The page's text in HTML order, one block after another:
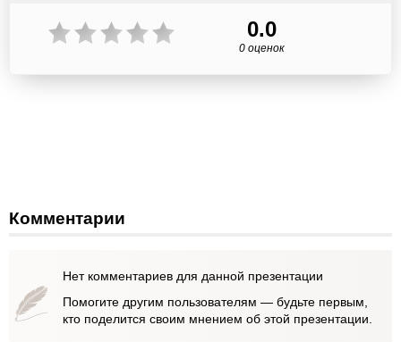
0.0
0 оценок
Комментарии
Нет комментариев для данной презентации
Помогите другим пользователям — будьте первым,
кто поделится своим мнением об этой презентации.